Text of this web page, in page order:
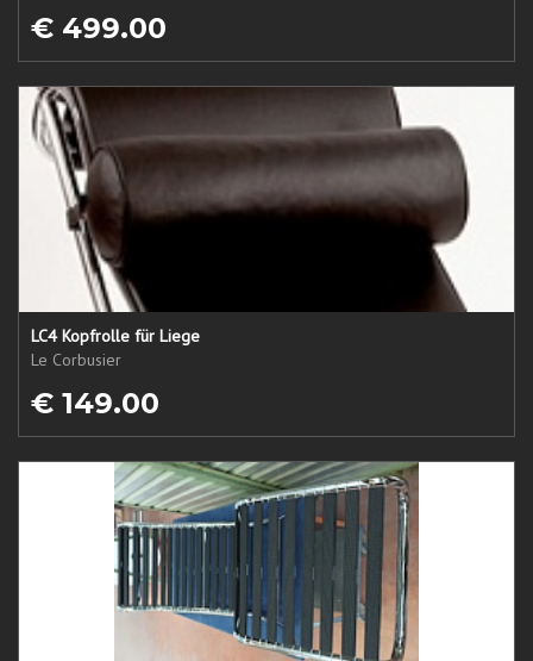
€ 499.00
LC4 Kopfrolle für Liege
Le Corbusier
€ 149.00